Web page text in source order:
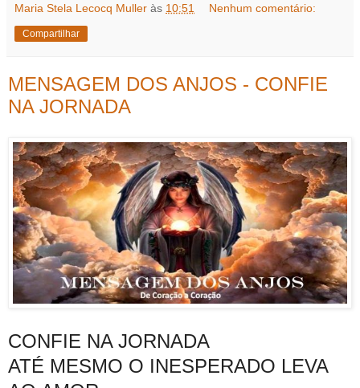
Maria Stela Lecocq Muller às 10:51 Nenhum comentário:
Compartilhar
MENSAGEM DOS ANJOS - CONFIE
NA JORNADA
CONFIE NA JORNADA
ATÉ MESMO O INESPERADO LEVA